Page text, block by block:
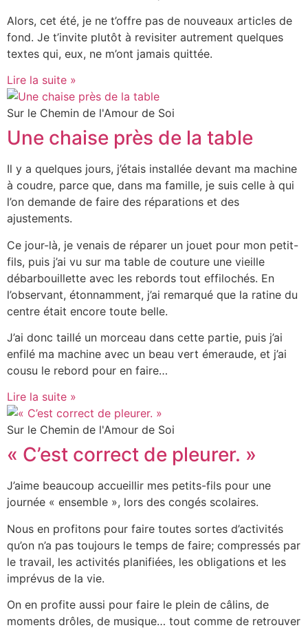
Alors, cet été, je ne t’offre pas de nouveaux articles de
fond. Je t’invite plutôt à revisiter autrement quelques
textes qui, eux, ne m’ont jamais quittée.
Lire la suite »
Sur le Chemin de l'Amour de Soi
Une chaise près de la table
Il y a quelques jours, j’étais installée devant ma machine
à coudre, parce que, dans ma famille, je suis celle à qui
l’on demande de faire des réparations et des
ajustements.
Ce jour-là, je venais de réparer un jouet pour mon petit-
fils, puis j’ai vu sur ma table de couture une vieille
débarbouillette avec les rebords tout effilochés. En
l’observant, étonnamment, j’ai remarqué que la ratine du
centre était encore toute belle.
J’ai donc taillé un morceau dans cette partie, puis j’ai
enfilé ma machine avec un beau vert émeraude, et j’ai
cousu le rebord pour en faire…
Lire la suite »
Sur le Chemin de l'Amour de Soi
« C’est correct de pleurer. »
J’aime beaucoup accueillir mes petits-fils pour une
journée « ensemble », lors des congés scolaires.
Nous en profitons pour faire toutes sortes d’activités
qu’on n’a pas toujours le temps de faire; compressés par
le travail, les activités planifiées, les obligations et les
imprévus de la vie.
On en profite aussi pour faire le plein de câlins, de
moments drôles, de musique… tout comme de retrouver